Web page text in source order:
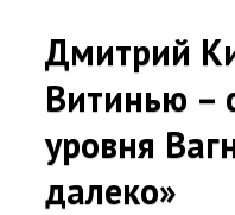
Дмитрий
Витинью –
уровня
далеко»